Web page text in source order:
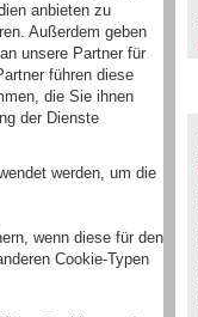
anbieten zu
Außerdem geben
unsere Partner für
führen diese
die Sie ihnen
der Dienste
werden, um die
wenn diese für den
Cookie-Typen